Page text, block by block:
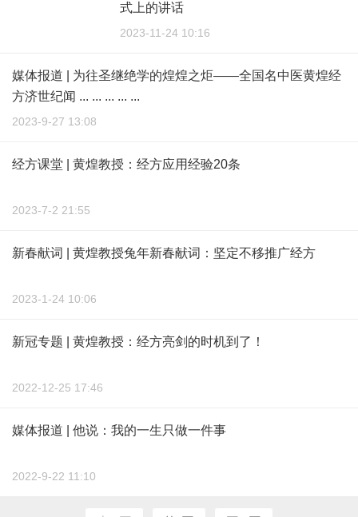
式上的讲话
2023-11-24 10:16
媒体报道 | 为往圣继绝学的煌煌之炬——全国名中医黄煌经
方济世纪闻 ... ... ... ... ...
2023-9-27 13:08
经方课堂 | 黄煌教授：经方应用经验20条
2023-7-2 21:55
新春献词 | 黄煌教授兔年新春献词：坚定不移推广经方
2023-1-24 10:06
新冠专题 | 黄煌教授：经方亮剑的时机到了！
2022-12-25 17:46
媒体报道 | 他说：我的一生只做一件事
2022-9-22 11:10